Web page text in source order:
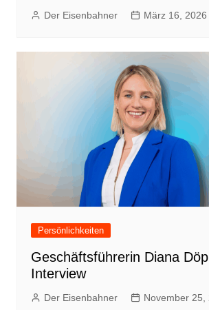
Der Eisenbahner März 16, 2026
Persönlichkeiten
Geschäftsführerin Diana
Interview
Der Eisenbahner November 25,